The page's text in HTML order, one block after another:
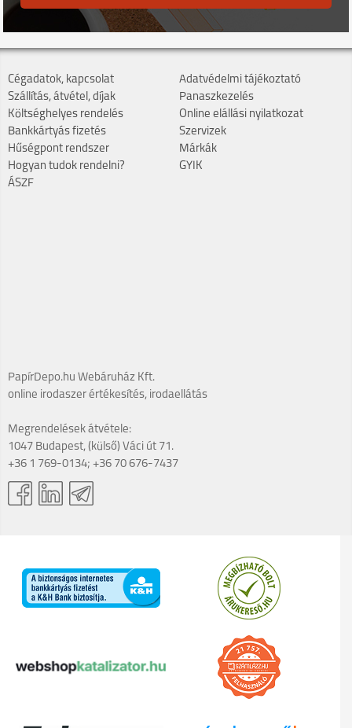
Cégadatok, kapcsolat
Szállítás, átvétel, díjak
Költséghelyes rendelés
Bankkártyás fizetés
Hűségpont rendszer
Hogyan tudok rendelni?
ÁSZF
Adatvédelmi tájékoztató
Panaszkezelés
Online elállási nyilatkozat
Szervizek
Márkák
GYIK
PapírDepo.hu Webáruház Kft.
online irodaszer értékesítés, irodaellátás
Megrendelések átvétele:
1047 Budapest, (külső) Váci út 71.
+36 1 769-0134; +36 70 676-7437